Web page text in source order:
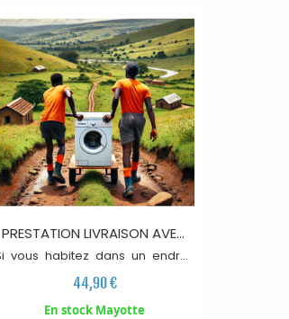
AJOUTER AU PANIER
PRESTATION LIVRAISON AVEC
ACCES DIFFICILE
vous habitez dans un endroit
très peu accessible sachez que
pour les produits lourds, la
livraison de nos produits se fait à
44,90 €
En stock Mayotte